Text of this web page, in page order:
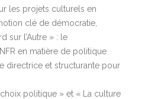
les projets culturels en
clé de démocratie,
sur l’Autre » : le
en matière de politique
directrice et structurante pour
choix politique » et « La culture